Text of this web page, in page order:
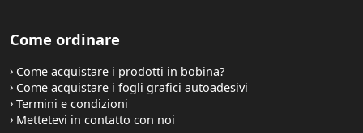
Come ordinare
Come acquistare i prodotti in bobina?
Come acquistare i fogli grafici autoadesivi
Termini e condizioni
Mettetevi in contatto con noi